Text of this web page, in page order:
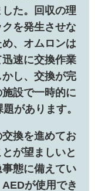
た。回収の理
を発生させな
、オムロンは
速に交換作業
し、交換が完
設で一時的に
があります。
換を進めてお
が望ましいと
態に備えてい
が使用でき